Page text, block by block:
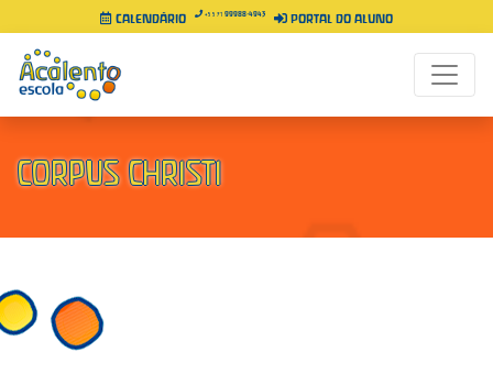
CALENDÁRIO +55 71 99988-4943 PORTAL DO ALUNO
CORPUS CHRISTI